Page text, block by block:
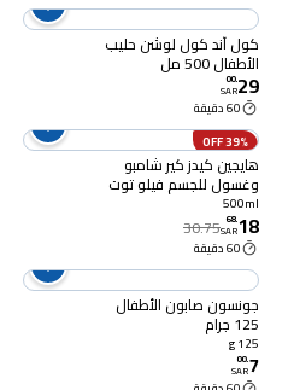
كول آند كول لوشن حليب
الأطفال 500 مل
29
.
00
SAR
60 دقيقة
39% OFF
هايجين كيدز كير شامبو
وغسول للجسم فيلو توت
بري بري 500 مل
500ml
18
.
68
SAR
30.75
60 دقيقة
جونسون صابون الأطفال
125 جرام
125 g
7
.
00
SAR